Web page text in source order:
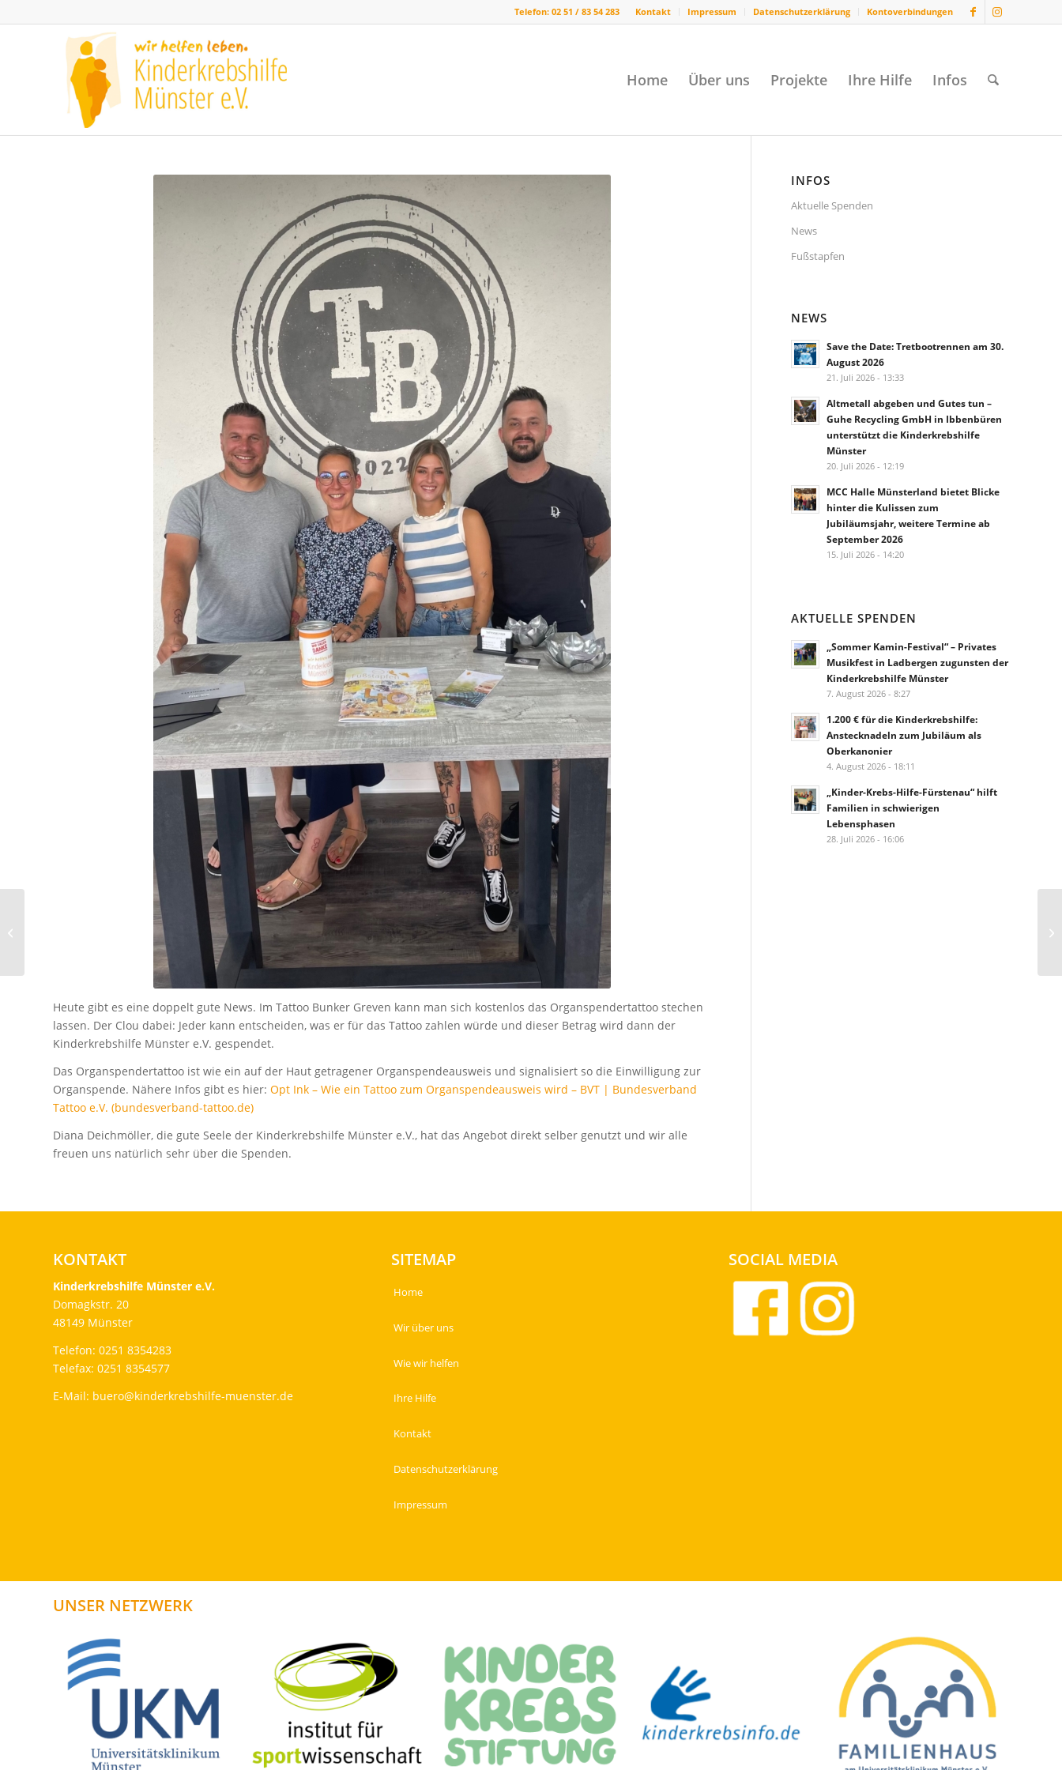
Kontakt Impressum Datenschutzerklärung Kontoverbindungen
Telefon: 02 51 / 83 54 283
Home Über uns Projekte Ihre Hilfe Infos
Heute gibt es eine doppelt gute News. Im Tattoo Bunker Greven kann man sich kostenlos das Organspendertattoo stechen
lassen. Der Clou dabei: Jeder kann entscheiden, was er für das Tattoo zahlen würde und dieser Betrag wird dann der
Kinderkrebshilfe Münster e.V. gespendet.
Das Organspendertattoo ist wie ein auf der Haut getragener Organspendeausweis und signalisiert so die Einwilligung zur
Organspende. Nähere Infos gibt es hier: Opt Ink – Wie ein Tattoo zum Organspendeausweis wird – BVT | Bundesverband
Tattoo e.V. (bundesverband-tattoo.de)
Diana Deichmöller, die gute Seele der Kinderkrebshilfe Münster e.V., hat das Angebot direkt selber genutzt und wir alle
freuen uns natürlich sehr über die Spenden.
INFOS
Aktuelle Spenden
News
Fußstapfen
NEWS
Save the Date: Tretbootrennen am 30.
August 2026
21. Juli 2026 - 13:33
Altmetall abgeben und Gutes tun –
Guhe Recycling GmbH in Ibbenbüren
unterstützt die Kinderkrebshilfe
Münster
20. Juli 2026 - 12:19
MCC Halle Münsterland bietet Blicke
hinter die Kulissen zum
Jubiläumsjahr, weitere Termine ab
September 2026
15. Juli 2026 - 14:20
AKTUELLE SPENDEN
„Sommer Kamin-Festival“ – Privates
Musikfest in Ladbergen zugunsten der
Kinderkrebshilfe Münster
7. August 2026 - 8:27
1.200 € für die Kinderkrebshilfe:
Anstecknadeln zum Jubiläum als
Oberkanonier
4. August 2026 - 18:11
„Kinder-Krebs-Hilfe-Fürstenau“ hilft
Familien in schwierigen
Lebensphasen
28. Juli 2026 - 16:06
KONTAKT
Kinderkrebshilfe Münster e.V.
Domagkstr. 20
48149 Münster
Telefon: 0251 8354283
Telefax: 0251 8354577
E-Mail: buero@kinderkrebshilfe-muenster.de
SITEMAP
Home
Wir über uns
Wie wir helfen
Ihre Hilfe
Kontakt
Datenschutzerklärung
Impressum
SOCIAL MEDIA
UNSER NETZWERK